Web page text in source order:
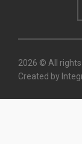
2026 © All
Created by